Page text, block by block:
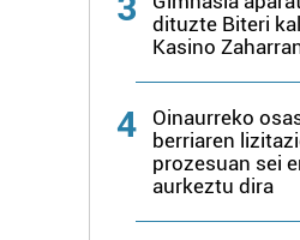
dituzte Biteri
Kasino
4
Oinaurreko
berriaren
prozesuan sei
aurkeztu dira